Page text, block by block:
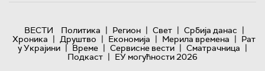
ВЕСТИ Политика | Регион | Свет | Србија данас |
Хроника | Друштво | Економија | Мерила времена | Рат
у Украјини | Време | Сервисне вести | Сматрачница |
Подкаст | ЕУ могућности 2026